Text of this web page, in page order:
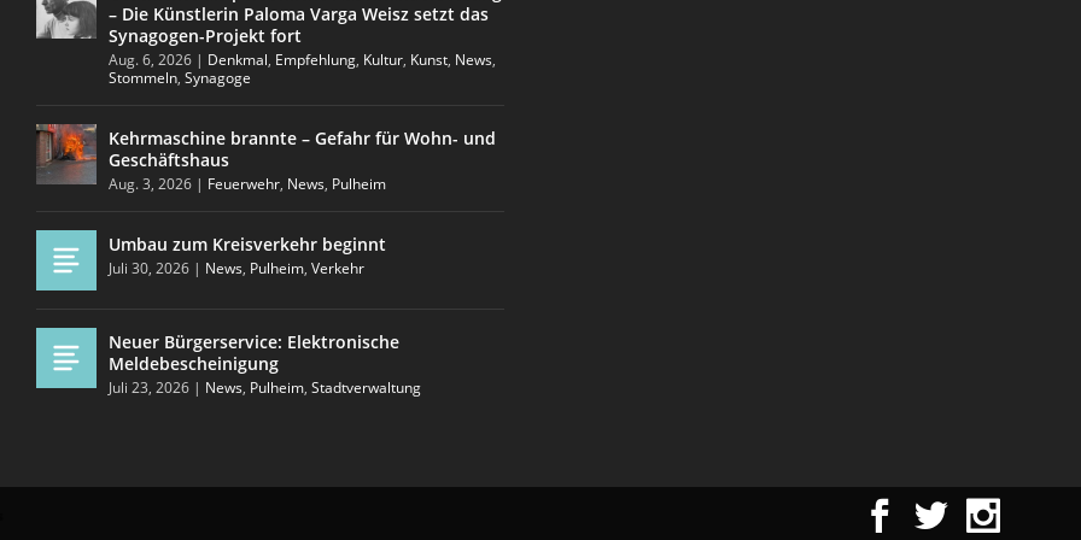
– Die Künstlerin Paloma Varga Weisz setzt das
Synagogen-Projekt fort
Aug. 6, 2026 | Denkmal, Empfehlung, Kultur, Kunst, News,
Stommeln,Synagoge
Kehrmaschine brannte – Gefahr für Wohn- und
Geschäftshaus
Aug. 3, 2026 | Feuerwehr, News, Pulheim
Umbau zum Kreisverkehr beginnt
Juli 30, 2026 | News, Pulheim,Verkehr
Neuer Bürgerservice: Elektronische
Meldebescheinigung
Juli 23, 2026 | News, Pulheim,Stadtverwaltung